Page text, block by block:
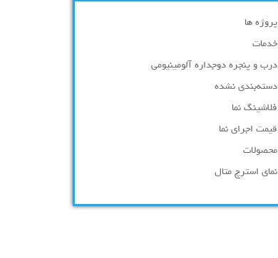
پروژه ها
خدمات
درب و پنجره دوجداره آلومینیومی
دسته‌بندی نشده
فلاشینگ نما
قیمت اجرای نما
محصولات
نمای استرچ متال